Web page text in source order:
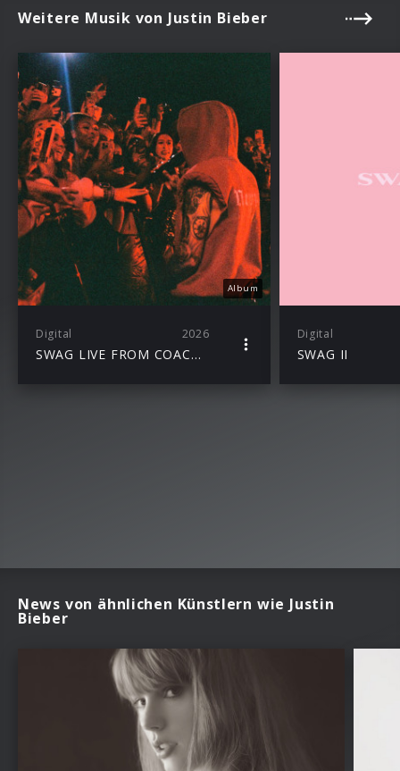
Weitere Musik von Justin Bieber
Album
Digital 2026
SWAG LIVE FROM COACHELLA (Weekend II)
Digital
SWAG II
News von ähnlichen Künstlern wie Justin
Bieber